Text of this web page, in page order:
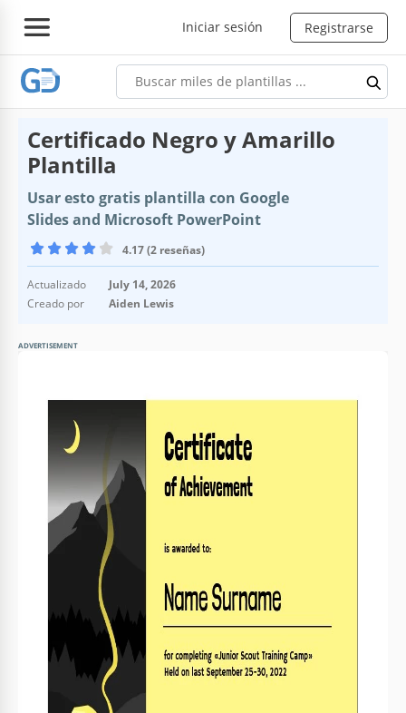
Iniciar sesión Registrarse
Certificado Negro y Amarillo
Plantilla
Usar esto gratis plantilla con Google
Slides and Microsoft PowerPoint
4.17 (2 reseñas)
Actualizado
July 14, 2026
Creado por
Aiden Lewis
ADVERTISEMENT